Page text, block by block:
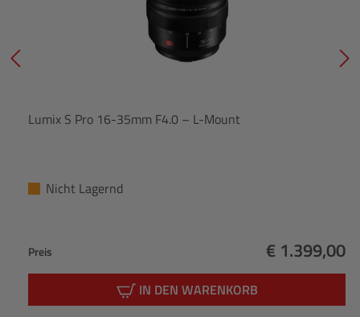
Lumix S Pro 16-35mm F4.0 – L-Mount
Nicht Lagernd
Preis
Regulärer
€ 1.399,00
IN DEN WARENKORB